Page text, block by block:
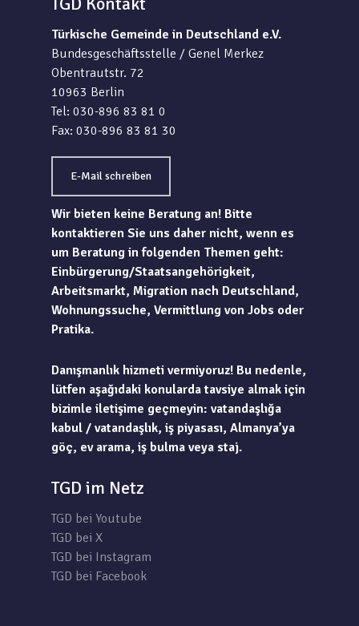
Türkische Gemeinde in Deutschland e.V.
Bundesgeschäftsstelle / Genel Merkez
Obentrautstr. 72
10963 Berlin
Tel: 030-896 83 81 0
Fax: 030-896 83 81 30
E-Mail schreiben
Wir bieten keine Beratung an! Bitte
kontaktieren Sie uns daher nicht, wenn es
um Beratung in folgenden Themen geht:
Einbürgerung/Staatsangehörigkeit,
Arbeitsmarkt, Migration nach Deutschland,
Wohnungssuche, Vermittlung von Jobs oder
Pratika.
Danışmanlık hizmeti vermiyoruz! Bu nedenle,
lütfen aşağıdaki konularda tavsiye almak için
bizimle iletişime geçmeyin: vatandaşlığa
kabul / vatandaşlık, iş piyasası, Almanya’ya
göç, ev arama, iş bulma veya staj.
TGD im Netz
TGD bei Youtube
TGD bei X
TGD bei Instagram
TGD bei Facebook